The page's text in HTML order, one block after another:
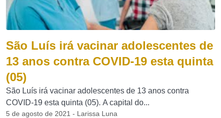
São Luís irá vacinar adolescentes de
13 anos contra COVID-19 esta quinta
(05)
São Luís irá vacinar adolescentes de 13 anos contra
COVID-19 esta quinta (05). A capital do...
5 de agosto de 2021 - Larissa Luna